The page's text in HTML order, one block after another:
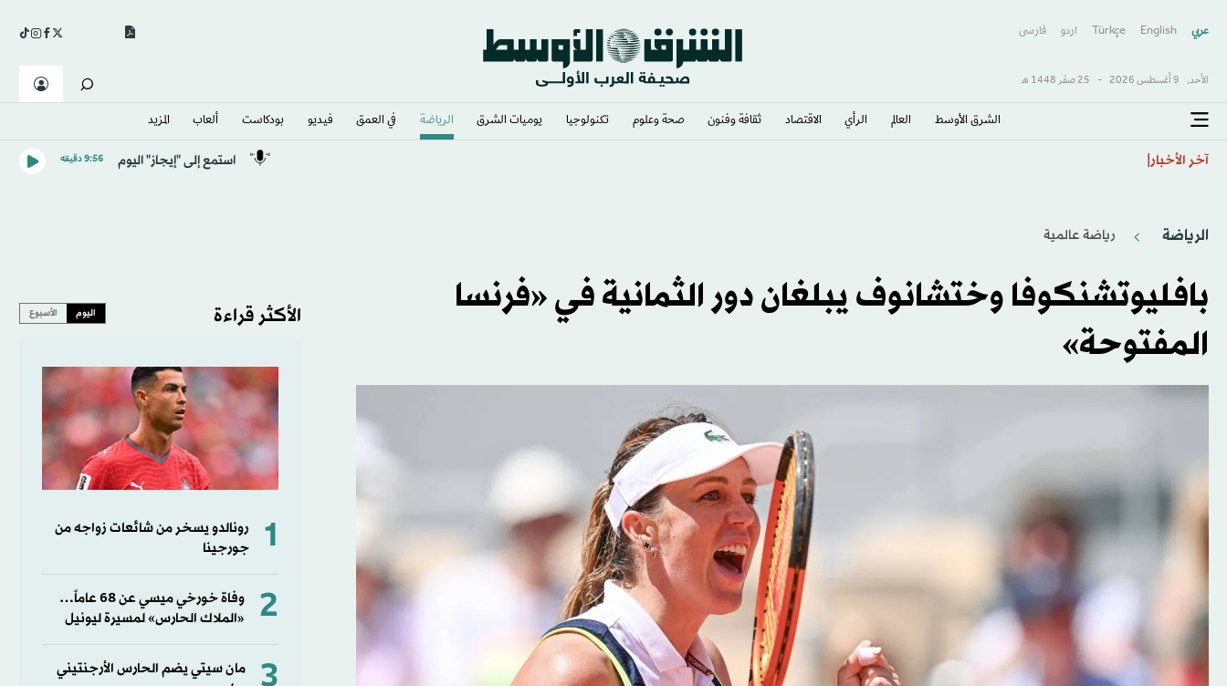
عربي English
Türkçe اردو فارسى
الأحد, 9 أغسطس 2026 - 25 صفَر 1448 هـ
الشرق الأوسط​ العالم الرأي الاقتصاد ثقافة وفنون صحة وعلوم تكنولوجيا يوميات الشرق​ الرياضة في العمق فيديو بودكاست ألعاب المزيد
آخر الأخبار استمع إلى "إيجاز" اليوم 9:56 دقيقه
الرياضة رياضة عالمية
بافليوتشنكوفا وختشانوف يبلغان دور الثمانية في «فرنسا
المفتوحة»
الأكثر قراءة اليوم الأسبوع
1
رونالدو يسخر من شائعات زواجه من
جورجينا
2
وفاة خورخي ميسي عن 68 عاماً…
«الملاك الحارس» لمسيرة ليونيل
مان سيتي يضم الحارس الأرجنتيني